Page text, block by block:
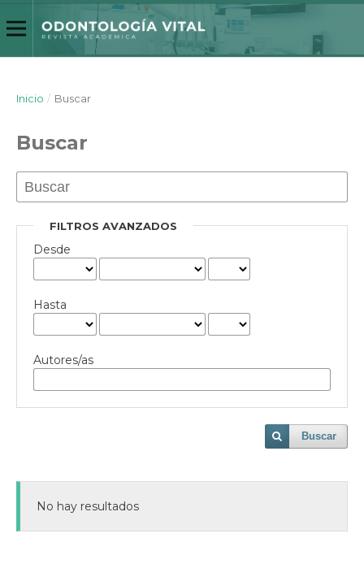
Inicio / Buscar
Buscar
FILTROS AVANZADOS
Desde
Hasta
Autores/as
Buscar
No hay resultados